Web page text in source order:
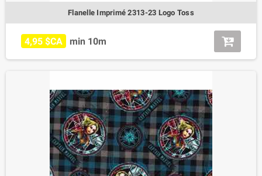
Flanelle Imprimé 2313-23 Logo Toss
4,95 $CA min 10m